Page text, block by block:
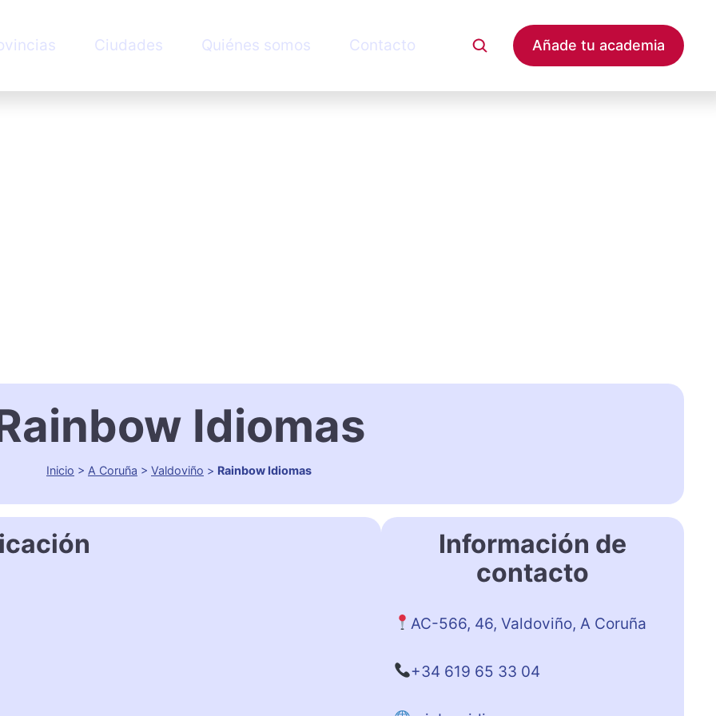
Ciudades Quiénes somos Contacto Añade tu academia
Idiomas
Inicio > A Coruña > Valdoviño > Rainbow Idiomas
Información de
contacto
AC-566, 46, Valdoviño, A Coruña
+34 619 65 33 04